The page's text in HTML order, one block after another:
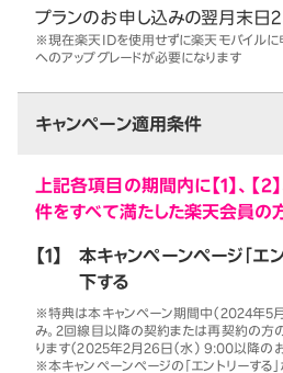
プランのお申し込みの翌月末日
※現在楽天IDを使用せずに楽天モバイルに
へのアップグレードが必要になります
キャンペーン適用条件
上記各項目の期間内に【1】、【2】
件をすべて満たした楽天会員の
【1】
本キャンペーンページ「エ
下する
※特典は本キャンペーン期間中（2024年5
み。2回線目以降の契約または再契約の方
ります（2025年2月26日（水） 9:00以降の
※本キャンペーンページの「エントリーする